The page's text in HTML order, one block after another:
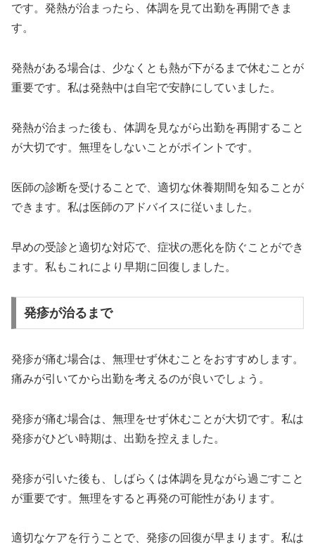
です。発熱が治まったら、体調を見て出勤を再開できま
す。
発熱がある場合は、少なくとも熱が下がるまで休むことが
重要です。私は発熱中は自宅で安静にしていました。
発熱が治まった後も、体調を見ながら出勤を再開すること
が大切です。無理をしないことがポイントです。
医師の診断を受けることで、適切な休養期間を知ることが
できます。私は医師のアドバイスに従いました。
早めの受診と適切な対応で、症状の悪化を防ぐことができ
ます。私もこれにより早期に回復しました。
発疹が治るまで
発疹が痛む場合は、無理せず休むことをおすすめします。
痛みが引いてから出勤を考えるのが良いでしょう。
発疹が痛む場合は、無理をせず休むことが大切です。私は
発疹がひどい時期は、出勤を控えました。
発疹が引いた後も、しばらくは体調を見ながら過ごすこと
が重要です。無理をすると再発の可能性があります。
適切なケアを行うことで、発疹の回復が早まります。私は